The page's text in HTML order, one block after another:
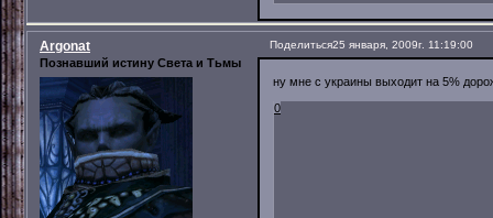
Поделиться25 января, 2009г. 11:19:00
Argonat
Познавший истину Света и Тьмы
ну мне с украины выходит на 5%
0